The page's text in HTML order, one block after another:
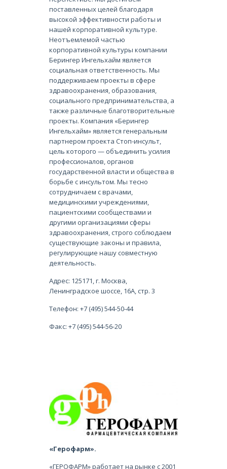
поставленных целей благодаря
высокой эффективности работы и
нашей корпоративной культуре.
Неотъемлемой частью
корпоративной культуры компании
Берингер Ингельхайм является
социальная ответственность. Мы
поддерживаем проекты в сфере
здравоохранения, образования,
социального предпринимательства, а
также различные благотворительные
проекты. Компания «Берингер
Ингельхайм» является генеральным
партнером проекта Стоп-инсульт,
цель которого — объединить усилия
профессионалов, органов
государственной власти и общества в
борьбе с инсультом. Мы тесно
сотрудничаем с врачами,
медицинскими учреждениями,
пациентскими сообществами и
другими организациями сферы
здравоохранения, строго соблюдаем
существующие законы и правила,
регулирующие нашу совместную
деятельность.
Адрес: 125171, г. Москва,
Ленинградское шоссе, 16А, стр. 3
Телефон: +7 (495) 544-50-44
Факс: +7 (495) 544-56-20
«Герофарм».
«ГЕРОФАРМ» работает на рынке с 2001